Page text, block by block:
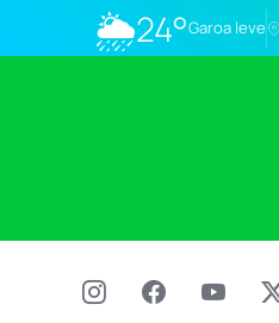
🌦24°Garoa leve